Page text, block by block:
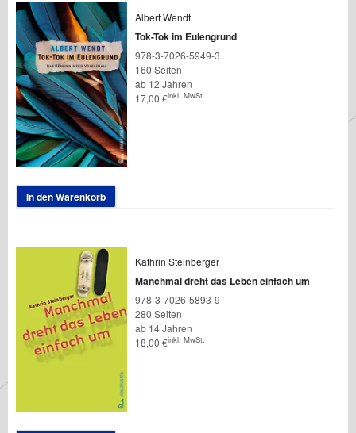
Albert Wendt
Tok-Tok im Eulengrund
978-3-7026-5949-3
160 Seiten
ab 12 Jahren
17,00 €inkl. MwSt.
In den Warenkorb
Kathrin Steinberger
Manchmal dreht das Leben einfach um
978-3-7026-5893-9
280 Seiten
ab 14 Jahren
18,00 €inkl. MwSt.